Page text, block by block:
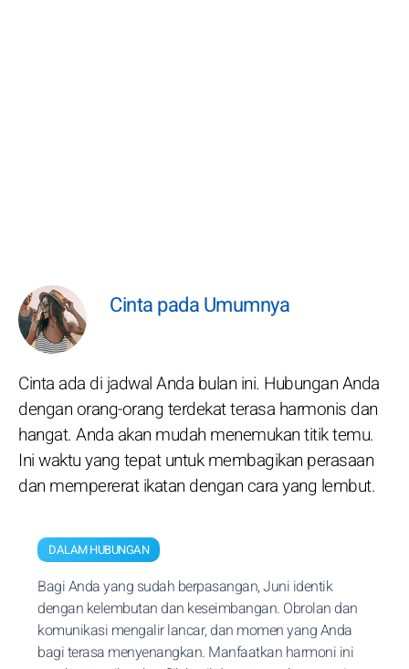
Cinta pada Umumnya
Cinta ada di jadwal Anda bulan ini. Hubungan Anda
dengan orang-orang terdekat terasa harmonis dan
hangat. Anda akan mudah menemukan titik temu.
Ini waktu yang tepat untuk membagikan perasaan
dan mempererat ikatan dengan cara yang lembut.
DALAM HUBUNGAN
Bagi Anda yang sudah berpasangan, Juni identik
dengan kelembutan dan keseimbangan. Obrolan dan
komunikasi mengalir lancar, dan momen yang Anda
bagi terasa menyenangkan. Manfaatkan harmoni ini